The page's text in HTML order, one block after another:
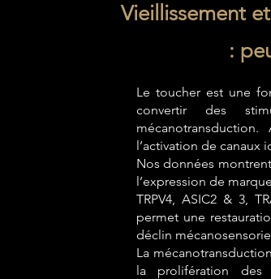
Vieillissement
:
Le toucher est une
convertir des
l’activation de canaux
Nos données
l’expression de
TRPV4, ASIC2 & 3,
permet une
déclin
La
la prolifération des